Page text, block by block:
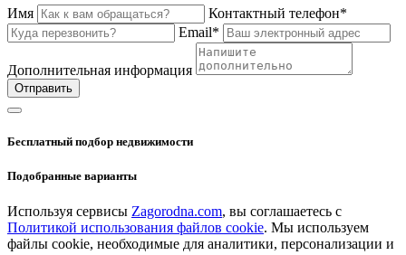
Имя
Контактный телефон*
Email*
Дополнительная информация
Отправить
Бесплатный подбор недвижимости
Подобранные варианты
Используя сервисы Zagorodna.com, вы соглашаетесь с
Политикой использования файлов cookie. Мы используем
файлы cookie, необходимые для аналитики, персонализации и